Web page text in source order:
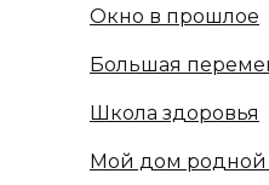
Окно в прошлое
Большая
Школа здоровья
Мой дом родной